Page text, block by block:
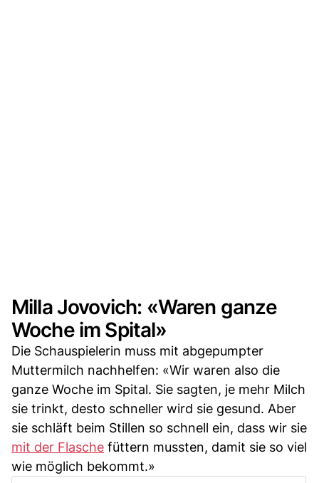
Milla Jovovich: «Waren ganze
Woche im Spital»
Die Schauspielerin muss mit abgepumpter
Muttermilch nachhelfen: «Wir waren also die
ganze Woche im Spital. Sie sagten, je mehr Milch
sie trinkt, desto schneller wird sie gesund. Aber
sie schläft beim Stillen so schnell ein, dass wir sie
mit der Flasche füttern mussten, damit sie so viel
wie möglich bekommt.»